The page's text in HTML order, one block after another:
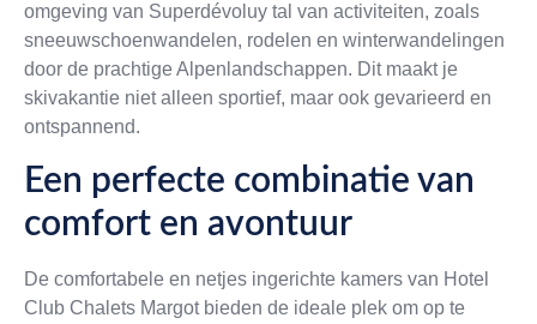
omgeving van Superdévoluy tal van activiteiten, zoals
sneeuwschoenwandelen, rodelen en winterwandelingen
door de prachtige Alpenlandschappen. Dit maakt je
skivakantie niet alleen sportief, maar ook gevarieerd en
ontspannend.
Een perfecte combinatie van
comfort en avontuur
De comfortabele en netjes ingerichte kamers van Hotel
Club Chalets Margot bieden de ideale plek om op te